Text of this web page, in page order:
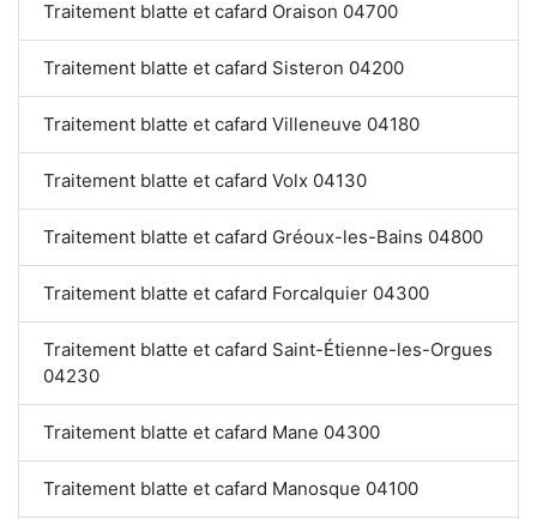
Traitement blatte et cafard Oraison 04700
Traitement blatte et cafard Sisteron 04200
Traitement blatte et cafard Villeneuve 04180
Traitement blatte et cafard Volx 04130
Traitement blatte et cafard Gréoux-les-Bains 04800
Traitement blatte et cafard Forcalquier 04300
Traitement blatte et cafard Saint-Étienne-les-Orgues
04230
Traitement blatte et cafard Mane 04300
Traitement blatte et cafard Manosque 04100